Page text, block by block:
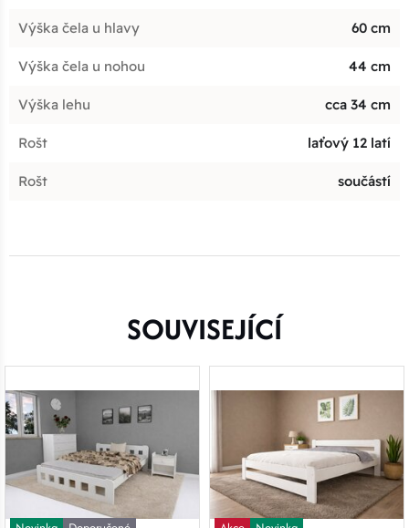
Výška čela u hlavy 60 cm
Výška čela u nohou 44 cm
Výška lehu cca 34 cm
Rošt laťový 12 latí
Rošt součástí
SOUVISEJÍCÍ